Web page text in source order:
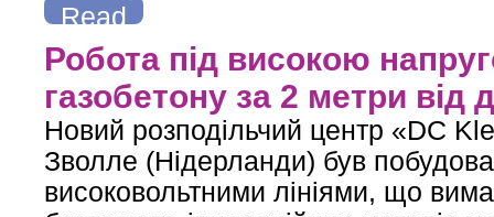
Read
more
ГОДИН ПРИ
Робота під високою
газобетону за 2 метри від
Новий розподільчий центр «DC
Зволле (Нідерланди) був
високовольтними лініями, що